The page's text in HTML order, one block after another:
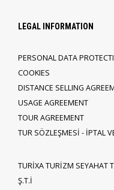
LEGAL INFORMATION
PERSONAL DATA
COOKIES
DISTANCE SELLING
USAGE AGREEMENT
TOUR AGREEMENT
TUR SÖZLEŞMESİ - İPTAL
TURİXA TURİZM SEYAHAT
Ş.T.İ